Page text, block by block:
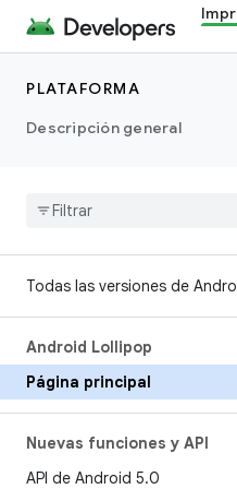
PLATAFORMA
Descripción general
Todas las versiones de
Android Lollipop
Página principal
Nuevas funciones y API
API de Android 5.0